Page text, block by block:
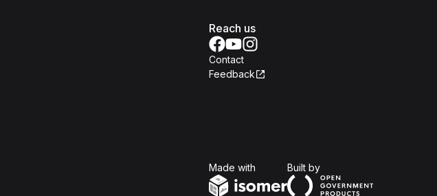
Reach us
Contact
Feedback
Made with Built byOpen Government